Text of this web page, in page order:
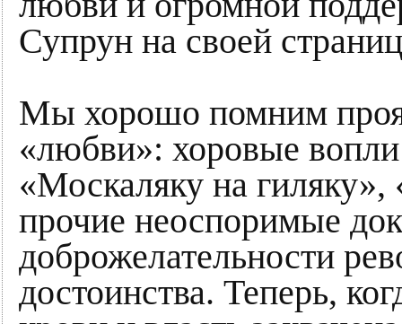
Супрун на своей
Мы хорошо помним
«любви»: хоровые вопли
«Москаляку на
прочие неоспоримые
доброжелательности
достоинства. Теперь,